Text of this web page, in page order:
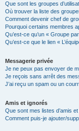
Que sont les groupes
Où trouver la liste des
Comment devenir chef de
Pourquoi certains membres
Qu’est-ce qu’un « Groupe
Qu’est-ce que le lien «
Messagerie privée
Je ne peux pas envoyer de
Je reçois sans arrêt des
J’ai reçu un spam ou un
Amis et ignorés
Que sont mes listes d’amis et
Comment puis-je ajouter/